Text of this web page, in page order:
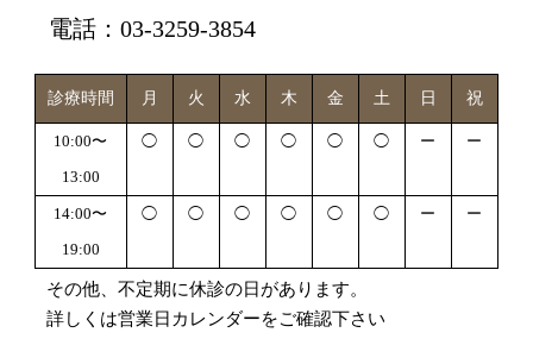
電話：03-3259-3854
診療時間 月 火 水 木 金 土 日 祝
10:00〜
13:00
◯ ◯ ◯ ◯ ◯ ◯ ー ー
14:00〜
19:00
◯ ◯ ◯ ◯ ◯ ◯ ー ー
その他、不定期に休診の日があります。
詳しくは営業日カレンダーをご確認下さい